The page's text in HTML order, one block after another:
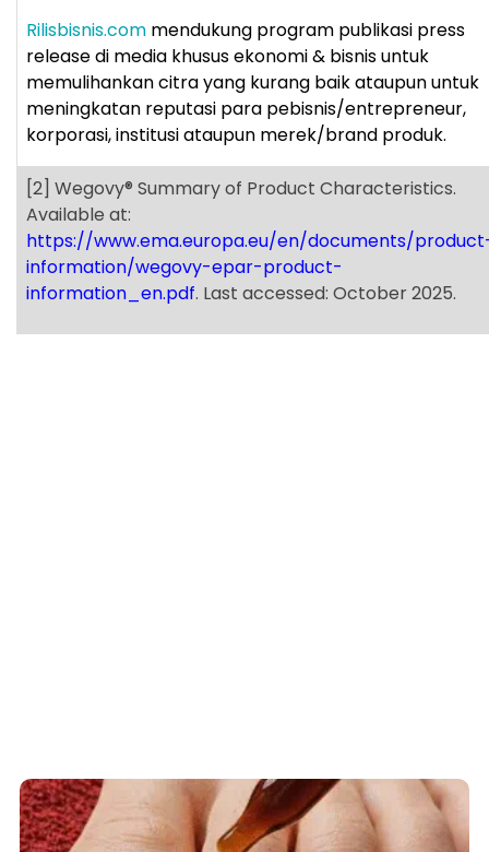
Rilisbisnis.com mendukung program publikasi press
release di media khusus ekonomi & bisnis untuk
memulihankan citra yang kurang baik ataupun untuk
meningkatan reputasi para pebisnis/entrepreneur,
korporasi, institusi ataupun merek/brand produk.
[2] Wegovy® Summary of Product Characteristics.
Available at:
https://www.ema.europa.eu/en/documents/
information/wegovy-epar-product-
information_en.pdf. Last accessed: October 2025.